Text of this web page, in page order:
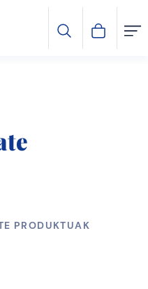
PRODUKTUAK